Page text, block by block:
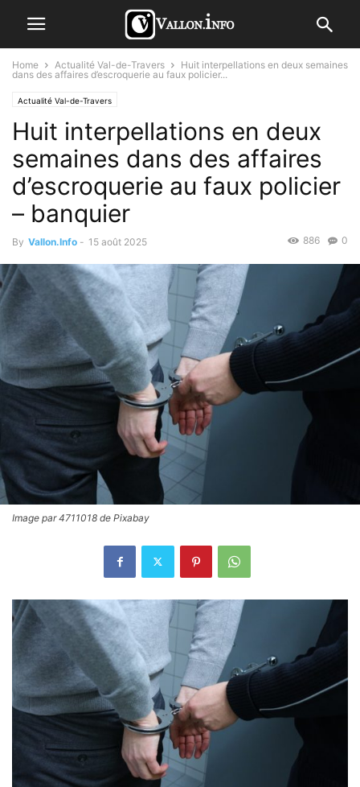
Home Actualité Val-de-Travers
Huit interpellations en deux semaines
dans des affaires d’escroquerie au faux policier...
Actualité Val-de-Travers
Huit interpellations en deux
semaines dans des affaires
d’escroquerie au faux policier
– banquier
By Vallon.Info - 15 août 2025 0
886
Image par 4711018 de Pixabay